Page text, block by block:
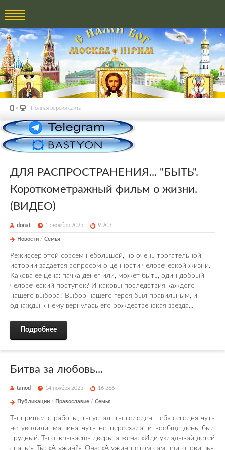
Полная версия сайта
ДЛЯ РАСПРОСТРАНЕНИЯ... "БЫТЬ".
Короткометражный фильм о жизни.
(ВИДЕО)
donat 15 ноября 2025 9 203
Новости / Семья
Режиссер этой совсем небольшой, но очень трогательной
истории задается вопросом о ценности человеческой жизни.
Какова ее цена: пачка денег или, может быть, один добрый
человеческий поступок? И каковы последствия каждого
нашего выбора? Выбор нашего героя был правильным, и
однажды к нему вернулась его рождественская звезда...
Подробнее
Битва за любовь...
tanod 14 ноября 2025 16 366
Публикации / Православие / Семья
Ты пришел с работы, ты устал, ты голоден, тебя сегодня чуть
не уволили, машина чуть не переехала, и вообще день был
трудный. Ты открываешь дверь, а жена: «Иди укладывай детей
спать!». Ты: «А ужин?». Она: «А ужин потом сам приготовишь».